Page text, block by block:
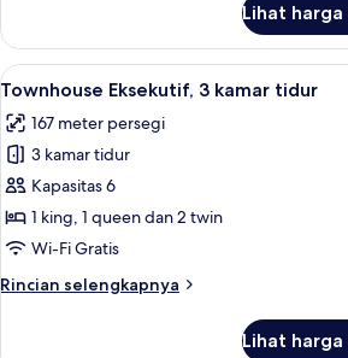
mandi
(2
Bedroom
/2
Bath
Premium
Condo-
Suite)
Kondominium
Premium,
2
tidur,
2
kamar
mandi
(2
Bedroom
/2
Bath
Lihat
Lihat
semua
foto
untuk
Townhouse
Eksekutif,
3
tidur
12
Townhouse Eksekutif, 3 kamar tidur
167 meter persegi
3 kamar tidur
Kapasitas 6
1 king, 1 queen dan 2 twin
Wi-Fi Gratis
Rincian selengkapnya
Rincian
Lihat